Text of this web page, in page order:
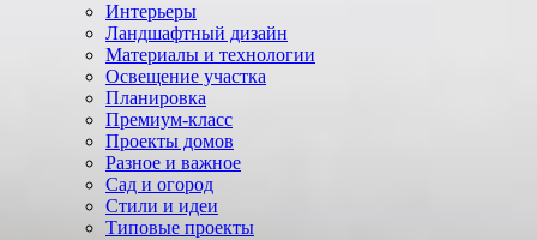
Интерьеры
Ландшафтный дизайн
Материалы и технологии
Освещение участка
Планировка
Премиум-класс
Проекты домов
Разное и важное
Сад и огород
Стили и идеи
Типовые проекты